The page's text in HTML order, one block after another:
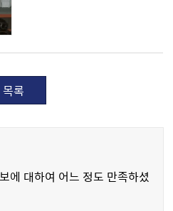
목록
에 대하여 어느 정도 만족하셨